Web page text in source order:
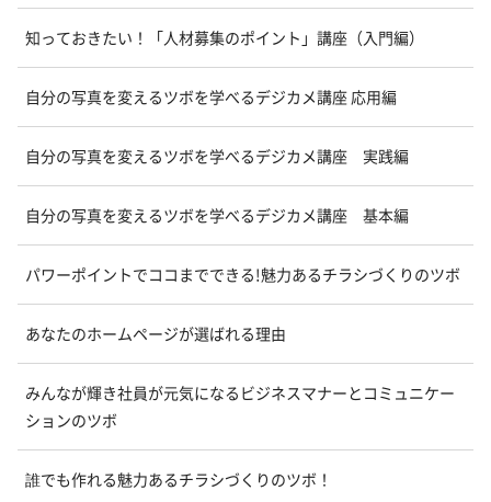
知っておきたい！「人材募集のポイント」講座（入門編）
自分の写真を変えるツボを学べるデジカメ講座 応用編
自分の写真を変えるツボを学べるデジカメ講座 実践編
自分の写真を変えるツボを学べるデジカメ講座 基本編
パワーポイントでココまでできる!魅力あるチラシづくりのツボ
あなたのホームページが選ばれる理由
みんなが輝き社員が元気になるビジネスマナーとコミュニケー
ションのツボ
誰でも作れる魅力あるチラシづくりのツボ！